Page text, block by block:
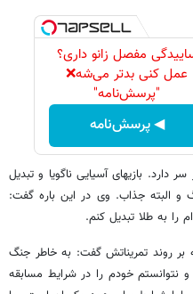
مفصل زانو داری؟
عمل کنی بدتر می‌شه❌
"پرسش‌نامه"
◀ پرسش‌نامه
بزرگتری در سر دارد. بازیهای آسیایی ناگویا و تبدیل
و البته جذاب. وی در این باره گفت:
را به طلا تبدیل کنم.
بر روند تمریناتش گفت: به خاطر جنگ
نتوانستم خودم را در شرایط مسابقه